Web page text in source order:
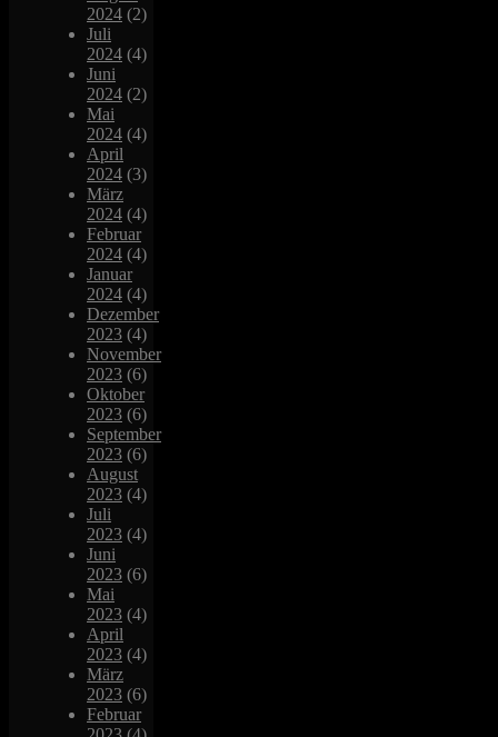
2024 (2)
Juli
2024 (4)
Juni
2024 (2)
Mai
2024 (4)
April
2024 (3)
März
2024 (4)
Februar
2024 (4)
Januar
2024 (4)
Dezember
2023 (4)
November
2023 (6)
Oktober
2023 (6)
September
2023 (6)
August
2023 (4)
Juli
2023 (4)
Juni
2023 (6)
Mai
2023 (4)
April
2023 (4)
März
2023 (6)
Februar